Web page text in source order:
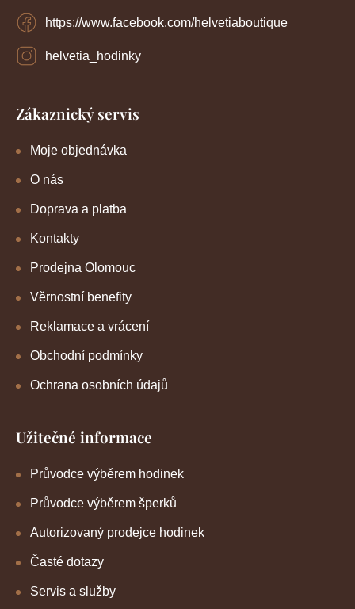
https://www.facebook.com/helvetiaboutique
helvetia_hodinky
Zákaznický servis
Moje objednávka
O nás
Doprava a platba
Kontakty
Prodejna Olomouc
Věrnostní benefity
Reklamace a vrácení
Obchodní podmínky
Ochrana osobních údajů
Užitečné informace
Průvodce výběrem hodinek
Průvodce výběrem šperků
Autorizovaný prodejce hodinek
Časté dotazy
Servis a služby